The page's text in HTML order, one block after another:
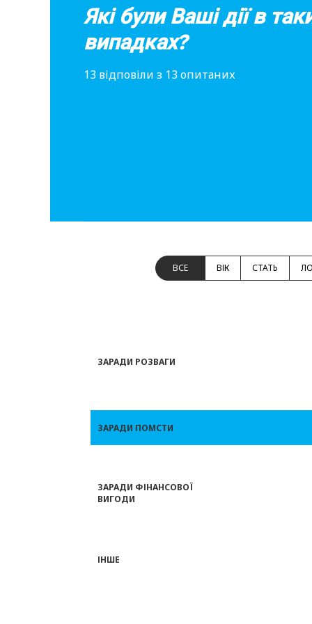
Які були Ваші дії в
випадках?
13 відповіли з 13 опитаних
ВСЕ ВІК СТАТЬ
ЗАРАДИ РОЗВАГИ
ЗАРАДИ ПОМСТИ
ЗАРАДИ ФІНАНСОВОЇ
ВИГОДИ
ІНШЕ